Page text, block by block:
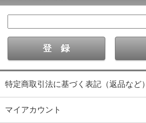
特定商取引法に基づく表記（返品など）
マイアカウント